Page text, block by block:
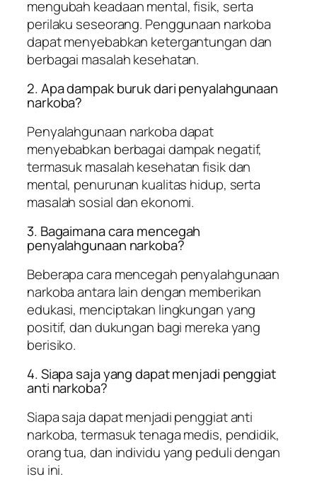
mengubah keadaan mental, fisik, serta
perilaku seseorang. Penggunaan narkoba
dapat menyebabkan ketergantungan dan
berbagai masalah kesehatan.
2. Apa dampak buruk dari penyalahgunaan
narkoba?
Penyalahgunaan narkoba dapat
menyebabkan berbagai dampak negatif,
termasuk masalah kesehatan fisik dan
mental, penurunan kualitas hidup, serta
masalah sosial dan ekonomi.
3. Bagaimana cara mencegah
penyalahgunaan narkoba?
Beberapa cara mencegah penyalahgunaan
narkoba antara lain dengan memberikan
edukasi, menciptakan lingkungan yang
positif, dan dukungan bagi mereka yang
berisiko.
4. Siapa saja yang dapat menjadi penggiat
anti narkoba?
Siapa saja dapat menjadi penggiat anti
narkoba, termasuk tenaga medis, pendidik,
orang tua, dan individu yang peduli dengan
isu ini.